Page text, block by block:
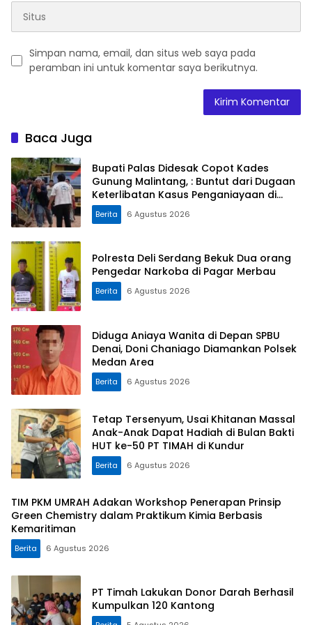
Simpan nama, email, dan situs web saya pada
peramban ini untuk komentar saya berikutnya.
Baca Juga
Bupati Palas Didesak Copot Kades
Gunung Malintang, : Buntut dari Dugaan
Keterlibatan Kasus Penganiayaan di
Dusun Balaka
Berita 6 Agustus 2026
Polresta Deli Serdang Bekuk Dua orang
Pengedar Narkoba di Pagar Merbau
Berita 6 Agustus 2026
Diduga Aniaya Wanita di Depan SPBU
Denai, Doni Chaniago Diamankan Polsek
Medan Area
Berita 6 Agustus 2026
Tetap Tersenyum, Usai Khitanan Massal
Anak-Anak Dapat Hadiah di Bulan Bakti
HUT ke-50 PT TIMAH di Kundur
Berita 6 Agustus 2026
TIM PKM UMRAH Adakan Workshop Penerapan Prinsip
Green Chemistry dalam Praktikum Kimia Berbasis
Kemaritiman
Berita 6 Agustus 2026
PT Timah Lakukan Donor Darah Berhasil
Kumpulkan 120 Kantong